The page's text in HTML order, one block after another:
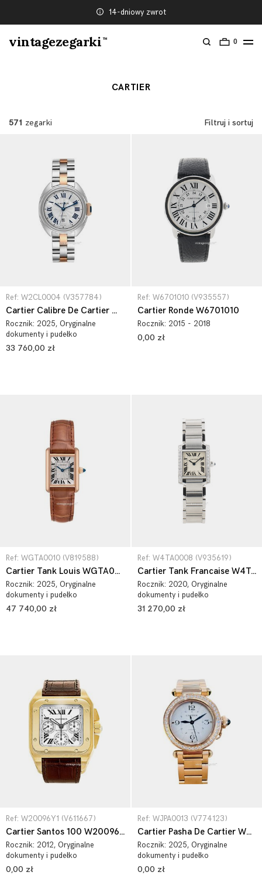
14-dniowy zwrot
vintagezegarki TM 0
CARTIER
571 zegarki Filtruj i sortuj
Ref: W2CL0004 (V357784)
Cartier Calibre De Cartier W2CL0004
Rocznik: 2025, Oryginalne
dokumenty i pudełko
33 760,00 zł
Ref: W6701010 (V935557)
Cartier Ronde W6701010
Rocznik: 2015 - 2018
0,00 zł
Ref: WGTA0010 (V819588)
Cartier Tank Louis WGTA0010
Rocznik: 2025, Oryginalne
dokumenty i pudełko
47 740,00 zł
Ref: W4TA0008 (V935619)
Cartier Tank Francaise W4TA0008
Rocznik: 2020, Oryginalne
dokumenty i pudełko
31 270,00 zł
Ref: W20096Y1 (V611667)
Cartier Santos 100 W20096Y1
Rocznik: 2012, Oryginalne
dokumenty i pudełko
0,00 zł
Ref: WJPA0013 (V774123)
Cartier Pasha De Cartier WJPA0013
Rocznik: 2025, Oryginalne
dokumenty i pudełko
0,00 zł